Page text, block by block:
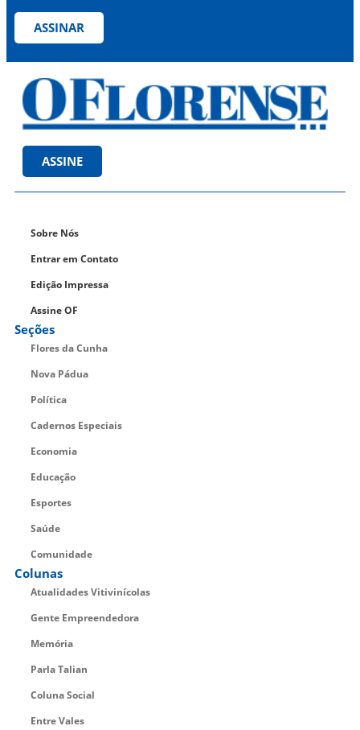
ASSINAR
ASSINE
Sobre Nós
Entrar em Contato
Edição Impressa
Assine OF
Seções
Flores da Cunha
Nova Pádua
Política
Cadernos Especiais
Economia
Educação
Esportes
Saúde
Comunidade
Colunas
Atualidades Vitivinícolas
Gente Empreendedora
Memória
Parla Talian
Coluna Social
Entre Vales